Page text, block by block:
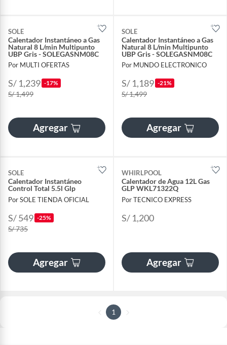
SOLE
Calentador Instantáneo a Gas
Natural 8 L/min Multipunto
UBP Gris - SOLEGASNM08C
Por MULTI OFERTAS
S/ 1,239 -17%
S/ 1,499
Agregar
SOLE
Calentador Instantáneo a Gas
Natural 8 L/min Multipunto
UBP Gris - SOLEGASNM08C
Por MUNDO ELECTRONICO
S/ 1,189 -21%
S/ 1,499
Agregar
SOLE
Calentador Instantáneo
Control Total 5.5l Glp
Por SOLE TIENDA OFICIAL
S/ 549 -25%
S/ 735
Agregar
WHIRLPOOL
Calentador de Agua 12L Gas
GLP WKL71322Q
Por TECNICO EXPRESS
S/ 1,200
Agregar
1